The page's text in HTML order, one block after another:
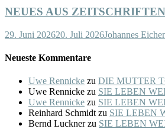
NEUES AUS ZEITSCHRIFTEN
29. Juni 202620. Juli 2026Johannes
Neueste Kommentare
Uwe Rennicke zu DIE MUTTER
Uwe Rennicke zu SIE LEBEN
Uwe Rennicke zu SIE LEBEN
Reinhard Schmidtzu SIE LEBEN
Bernd Lucknerzu SIE LEBEN